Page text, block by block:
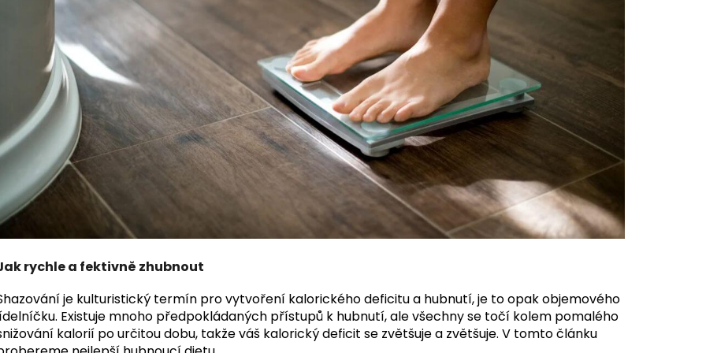
rychle a fektivně zhubnout
je kulturistický termín pro vytvoření kalorického deficitu a hubnutí, je to opak objemového
Existuje mnoho předpokládaných přístupů k hubnutí, ale všechny se točí kolem pomalého
kalorií po určitou dobu, takže váš kalorický deficit se zvětšuje a zvětšuje. V tomto článku